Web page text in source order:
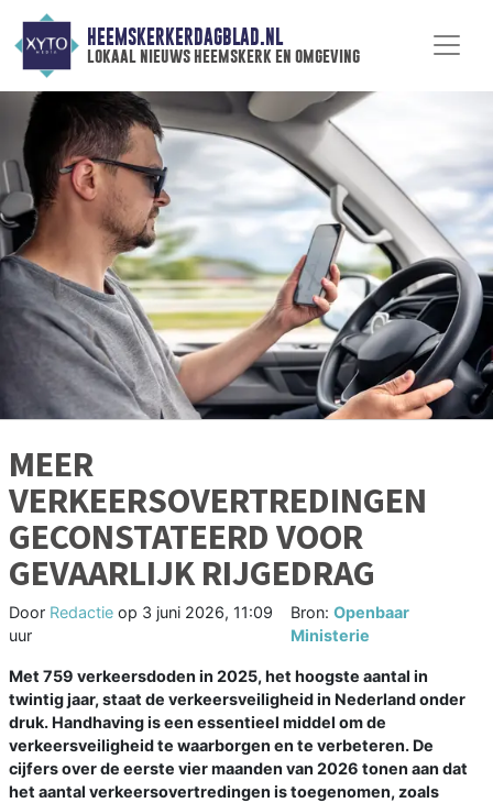
HEEMSKERKERDAGBLAD.NL
lokaal nieuws heemskerk en omgeving
MEER
VERKEERSOVERTREDINGEN
GECONSTATEERD VOOR
GEVAARLIJK RIJGEDRAG
Door Redactie op 3 juni 2026, 11:09
uur
Bron: Openbaar
Ministerie
Met 759 verkeersdoden in 2025, het hoogste aantal in
twintig jaar, staat de verkeersveiligheid in Nederland onder
druk. Handhaving is een essentieel middel om de
verkeersveiligheid te waarborgen en te verbeteren. De
cijfers over de eerste vier maanden van 2026 tonen aan dat
het aantal verkeersovertredingen is toegenomen, zoals